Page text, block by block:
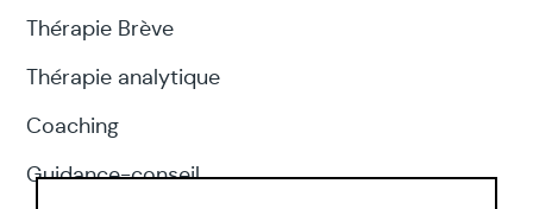
Thérapie Brève
Thérapie analytique
Coaching
Guidance-conseil